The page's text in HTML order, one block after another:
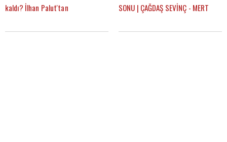
kaldı? İlhan Palut'tan
SONU | ÇAĞDAŞ SEVİNÇ - MERT